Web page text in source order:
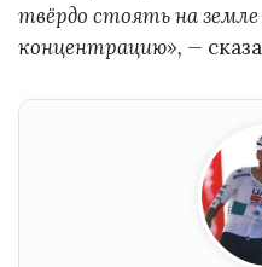
твёрдо стоять на
концентрацию», —